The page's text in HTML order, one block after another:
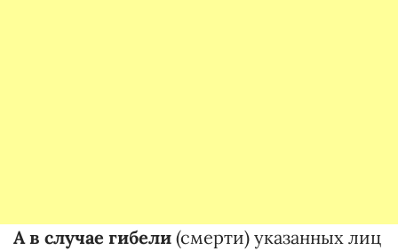
А в случае гибели (смерти) указанных лиц